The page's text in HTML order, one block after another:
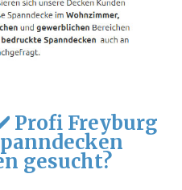
Profi Freyburg
gesucht?